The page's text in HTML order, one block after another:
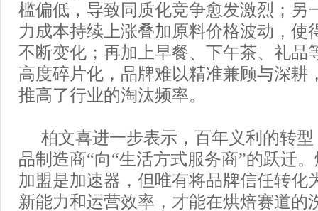
槛偏低，导致同质化竞争愈发激烈；另
力成本持续上涨叠加原料价格波动，使
不断变化；再加上早餐、下午茶、礼品
高度碎片化，品牌难以精准兼顾与深耕
推高了行业的淘汰频率。
柏文喜进一步表示，百年义利的转
品制造商“向“生活方式服务商”的跃迁
加盟是加速器，但唯有将品牌信任转化
新能力和运营效率，才能在烘焙赛道的